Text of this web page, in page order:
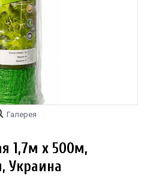
Галерея
1,7м х 500м,
Украина